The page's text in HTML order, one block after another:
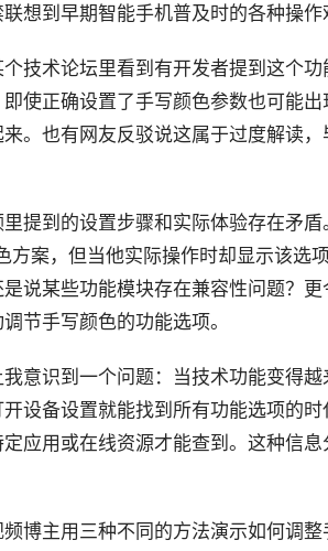
想到早期智能手机普及时的各种操作
技术论坛里看到有开发者提到这个
使正确设置了手写颜色参数也可能
。也有网友反驳说这属于过度解读
提到的设置步骤和实际体验存在矛
方案，但当他实际操作时却显示该选
说某些功能模块存在兼容性问题？
节手写颜色的功能选项。
意识到一个问题：当技术功能变得
设备设置就能找到所有功能选项的
应用或在线资源才能查到。这种信
博主用三种不同的方法演示如何调